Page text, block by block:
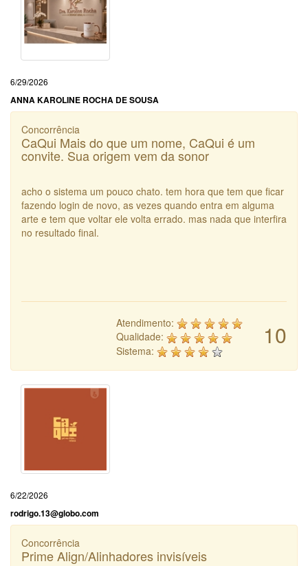
6/29/2026
ANNA KAROLINE ROCHA DE SOUSA
Concorrência
CaQui Mais do que um nome, CaQui é um
convite. Sua origem vem da sonor
acho o sistema um pouco chato. tem hora que tem que ficar
fazendo login de novo, as vezes quando entra em alguma
arte e tem que voltar ele volta errado. mas nada que interfira
no resultado final.
10
Atendimento:
Qualidade:
Sistema:
6/22/2026
rodrigo.13@globo.com
Concorrência
Prime Align/Alinhadores invisíveis